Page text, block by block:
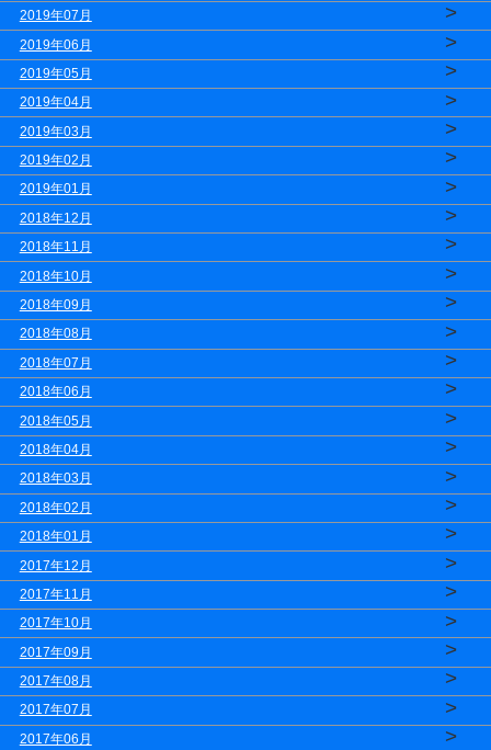
2019年07月 >
2019年06月 >
2019年05月 >
2019年04月 >
2019年03月 >
2019年02月 >
2019年01月 >
2018年12月 >
2018年11月 >
2018年10月 >
2018年09月 >
2018年08月 >
2018年07月 >
2018年06月 >
2018年05月 >
2018年04月 >
2018年03月 >
2018年02月 >
2018年01月 >
2017年12月 >
2017年11月 >
2017年10月 >
2017年09月 >
2017年08月 >
2017年07月 >
2017年06月 >